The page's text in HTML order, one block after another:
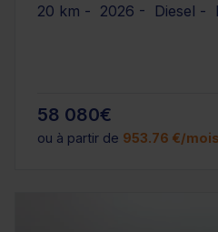
20 km - 2026 - Diesel -
58 080€
ou à partir de 953.76 €/mois